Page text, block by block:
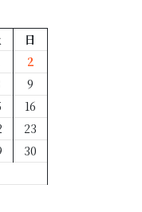
日
2
9
16
23
30